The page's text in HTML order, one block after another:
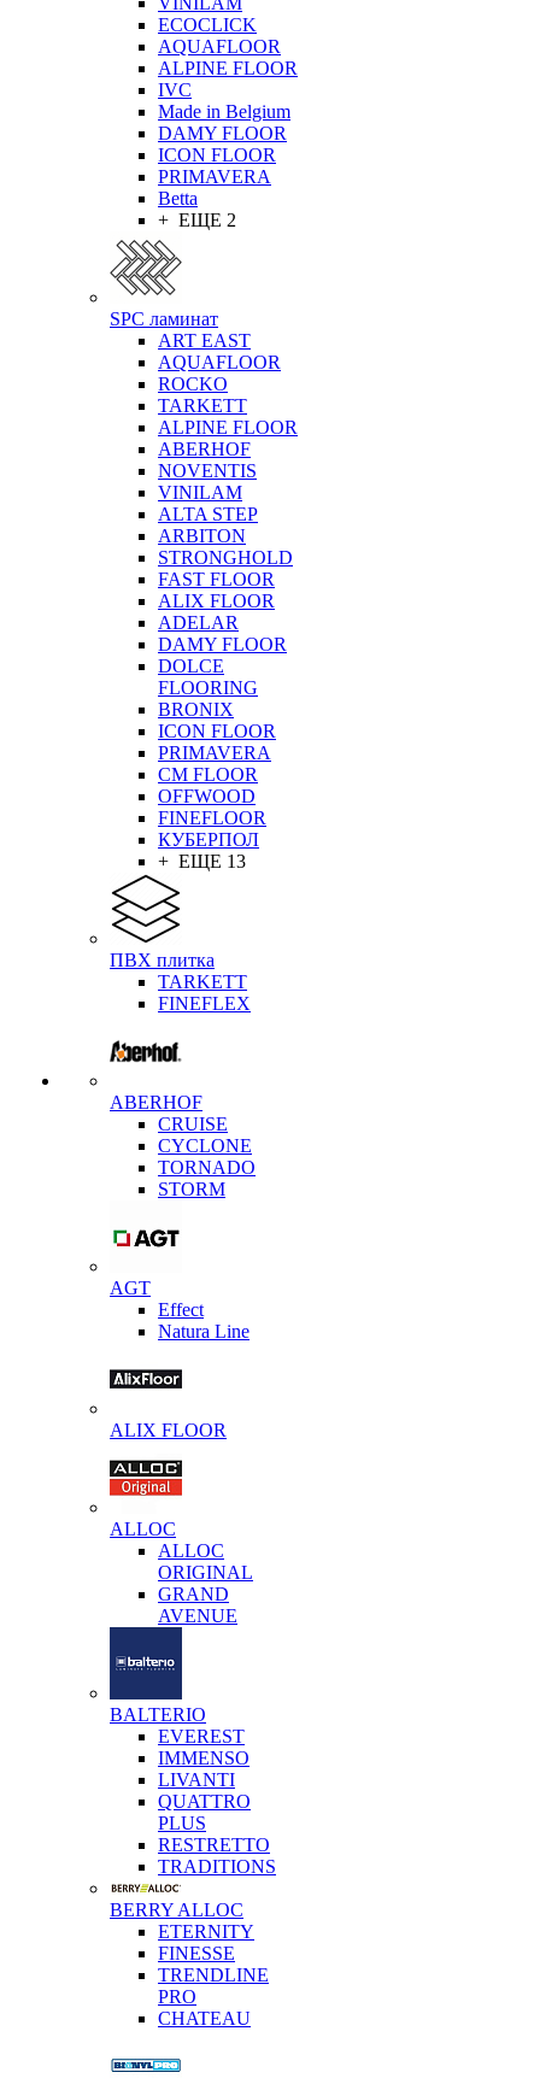
ECOCLICK
AQUAFLOOR
ALPINE FLOOR
IVC
Made in Belgium
DAMY FLOOR
ICON FLOOR
PRIMAVERA
Betta
+ ЕЩЕ 2
SPC ламинат
ART EAST
AQUAFLOOR
ROCKO
TARKETT
ALPINE FLOOR
ABERHOF
NOVENTIS
VINILAM
ALTA STEP
ARBITON
STRONGHOLD
FAST FLOOR
ALIX FLOOR
ADELAR
DAMY FLOOR
DOLCE
FLOORING
BRONIX
ICON FLOOR
PRIMAVERA
CM FLOOR
OFFWOOD
FINEFLOOR
КУБЕРПОЛ
+ ЕЩЕ 13
ПВХ плитка
TARKETT
FINEFLEX
ABERHOF
CRUISE
CYCLONE
TORNADO
STORM
AGT
Effect
Natura Line
ALIX FLOOR
ALLOC
ALLOC
ORIGINAL
GRAND
AVENUE
BALTERIO
EVEREST
IMMENSO
LIVANTI
QUATTRO
PLUS
RESTRETTO
TRADITIONS
BERRY ALLOC
ETERNITY
FINESSE
TRENDLINE
PRO
CHATEAU